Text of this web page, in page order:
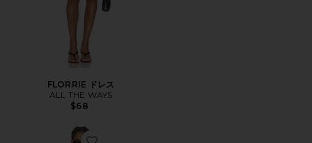
FLORRIE ドレス
ALL THE WAYS
$68